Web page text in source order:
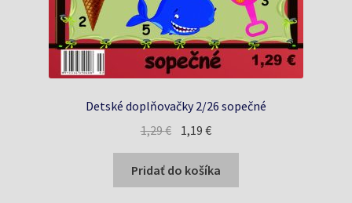
Detské doplňovačky 2/26 sopečné
1,29€ Pôvodná
bola:
1,29 €.
1,19€Aktuálna
je:
1,19 €.
Pridať do košíka